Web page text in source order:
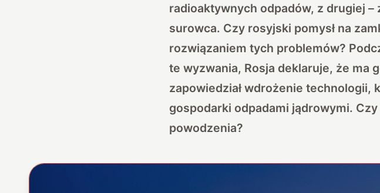
radioaktywnych odpadów, z drugiej
surowca. Czy rosyjski pomysł na
rozwiązaniem tych problemów?
te wyzwania, Rosja deklaruje, że ma
zapowiedział wdrożenie technologii,
gospodarki odpadami jądrowymi.
powodzenia?